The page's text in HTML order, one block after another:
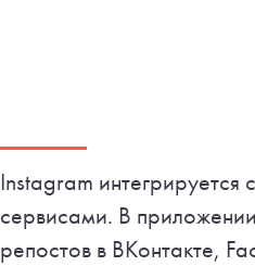
Instagram
сервисами. В
репостов в ВКонтакте,